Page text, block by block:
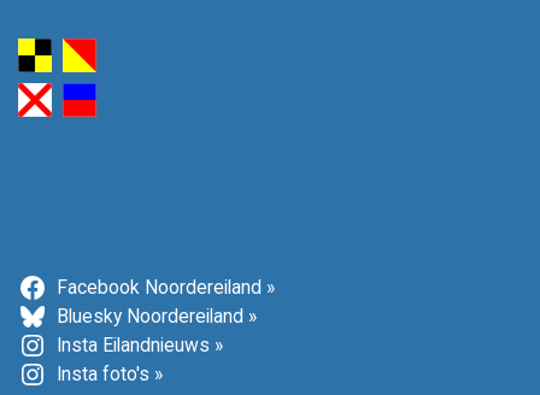
Facebook Noordereiland »
Bluesky Noordereiland »
Insta Eilandnieuws »
Insta foto's »